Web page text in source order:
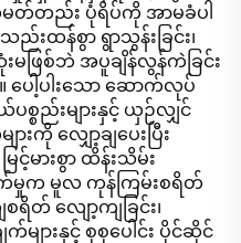
တည်း ပုံရိပ်ကို အာမခံပါ
းထန်စွာ ရွာသွန်းခြင်း၊
မဖြစ်ဘဲ အပူချိန်လွန်ကဲခြင်း
ေါ့ပါးသော ဆောက်လုပ်
ည်းများနှင့် ယှဉ်လျှင်
ကို လျှော့ချပေးပြီး
မားစွာ ထိန်းသိမ်း
မှုက မူလ ကုန်ကြမ်းစရိတ်
ရိတ် လျော့ကျခြင်း၊
ျားနှင့် စုစုပေါင်း ပိုင်ဆိုင်